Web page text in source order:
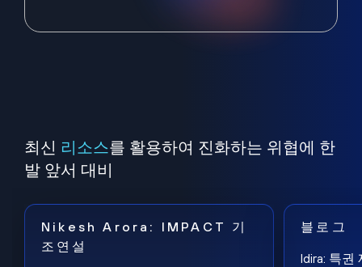
최신 리소스를 활용하여 진화하는 위협에 한
발 앞서 대비
Nikesh Arora: IMPACT 기
조연설
블로그
Idira: 특권